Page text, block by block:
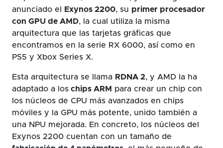
anunciado el
Exynos 2200, su primer procesador
con GPU de AMD, la cual utiliza la misma
arquitectura que las tarjetas gráficas que
encontramos en la serie RX 6000, así como en
PS5 y Xbox Series X.
Esta arquitectura se llama RDNA 2, y AMD la ha
adaptado a los chips ARM para crear un chip con
los núcleos de CPU más avanzados en chips
móviles y la GPU más potente, unido también a
una NPU mejorada. En concreto, los núcleos del
Exynos 2200 cuentan con un tamaño de